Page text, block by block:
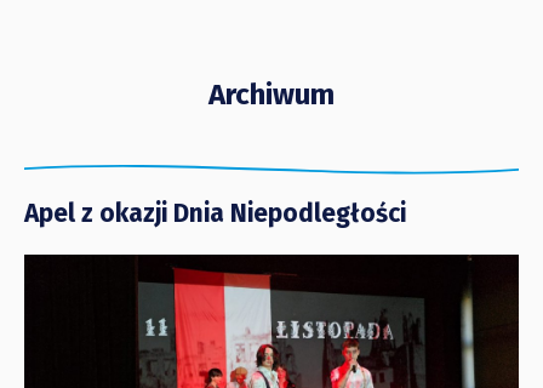
Archiwum
Apel z okazji Dnia Niepodległości